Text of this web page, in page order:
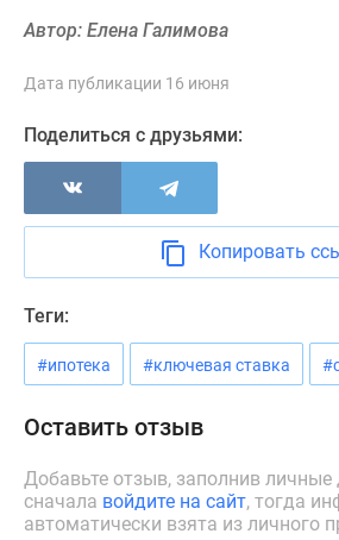
Банки
программы
Медиа
Новости
недвижимости
Мнение
Аналитика
Покупателю
Экспертиза
новостроек
Эксперты
авторы
проекте
Автор: Елена Галимова
Дата публикации 16 июня
Поделиться с друзьями:
Копировать
Теги:
#ипотека #ключевая ставка
Оставить отзыв
Добавьте отзыв, заполнив личные
сначала войдите на сайт, тогда
автоматически взята из личного